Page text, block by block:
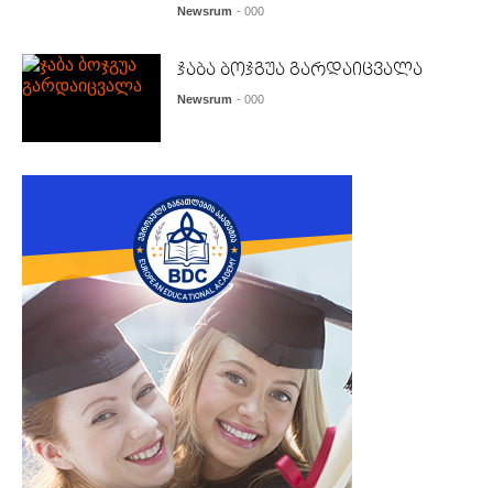
Newsrum - 000
ჯაბა ბოჯგუა გარდაიცვალა
Newsrum - 000